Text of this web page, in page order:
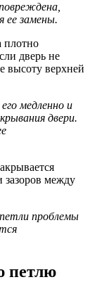
ее замены.
плотно
дверь не
высоту верхней
медленно и
двери.
зазоров между
петли проблемы
петлю